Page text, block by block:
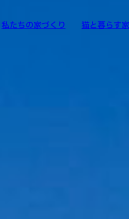
私たちの家づくり 猫と暮らす家